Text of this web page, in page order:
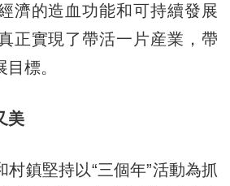
濟的造血功能和可持續發展
正實現了帶活一片産業，帶
標。
美
鎮堅持以“三個年”活動為抓